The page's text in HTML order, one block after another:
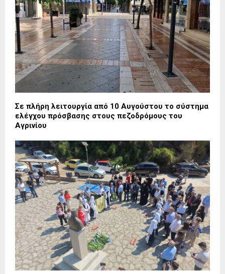
Σε πλήρη λειτουργία από 10 Αυγούστου το σύστημα
ελέγχου πρόσβασης στους πεζοδρόμους του
Αγρινίου